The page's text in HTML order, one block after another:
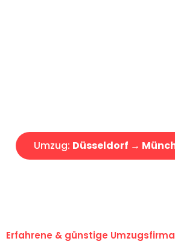
Umzug: Düsseldorf →
Erfahrene & günstige